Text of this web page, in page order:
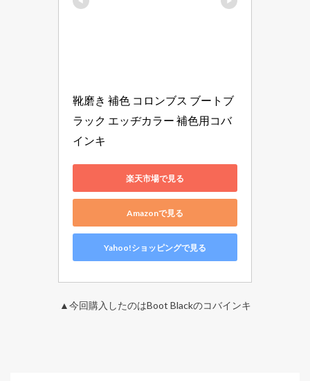
靴磨き 補色 コロンブス ブートブ
ラック エッヂカラー 補色用コバ
インキ
楽天市場で見る
Amazonで見る
Yahoo!ショッピングで見る
▲今回購入したのはBoot Blackのコバインキ